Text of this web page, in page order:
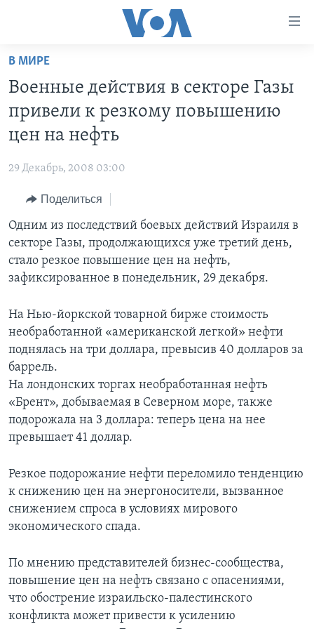
Перейти
основной
контент
Перейти
основной
навигации
Перейти
поиск
ИТОГИ
ПОЧЕМУ ЭТО ВАЖНО?
ДИСКУССИЯ VOA
ДЕТАЛИ
НЬЮ-ЙОРК NEW YORK
ПРОЕКТЫ
НАША АМЕРИКАНСКАЯ ИСТОРИЯ
А КАК В АМЕРИКЕ?
АРТЕФАКТЫ
АМЕРИКАНСКИЕ ГОРОДКИ
ТЕСТЫ
ИНТЕРВЬЮ
ФАКТЫ ПРОТИВ ФЕЙКОВ
ЗА СВОБОДУ ПРЕССЫ
УЧИМ АНГЛИЙСКИЙ
ВИДЕО
Learning English
СОЦИАЛЬНЫЕ СЕТИ
Языки
В МИРЕ
Военные действия в секторе Газы
привели к резкому повышению
цен на нефть
29 Декабрь, 2008 03:00
Поделиться
Одним из последствий боевых действий Израиля в
секторе Газы, продолжающихся уже третий день,
стало резкое повышение цен на нефть,
зафиксированное в понедельник, 29 декабря.
На Нью-йоркской товарной бирже стоимость
необработанной «американской легкой» нефти
поднялась на три доллара, превысив 40 долларов за
баррель.
На лондонских торгах необработанная нефть
«Брент», добываемая в Северном море, также
подорожала на 3 доллара: теперь цена на нее
превышает 41 доллар.
Резкое подорожание нефти переломило тенденцию
к снижению цен на энергоносители, вызванное
снижением спроса в условиях мирового
экономического спада.
По мнению представителей бизнес-сообщества,
повышение цен на нефть связано с опасениями,
что обострение израильско-палестинского
конфликта может привести к усилению